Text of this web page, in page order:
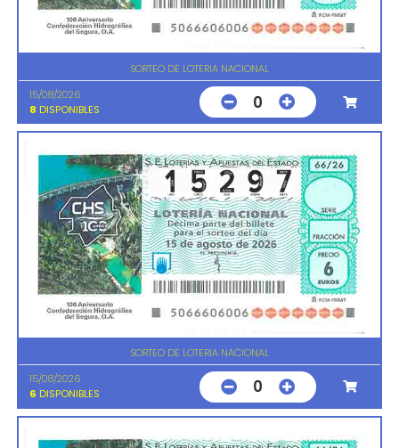
SORTEO DE LOTERIA NACIONAL
15/08/2026
8 DISPONIBLES 0
SORTEO DE LOTERIA NACIONAL
15/08/2026
6 DISPONIBLES 0